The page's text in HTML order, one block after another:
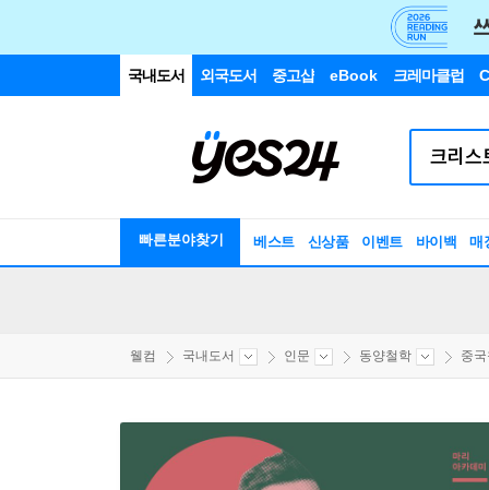
국내도서 외국도서 중고샵 eBook 크레마클럽
빠른분야찾기 베스트 신상품 이벤트 바이백 매
웰컴 국내도서 인문 동양철학 중